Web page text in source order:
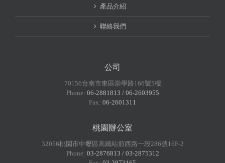
產品介紹
聯絡我們
公司
70156台南市東區崇學路166號5樓
Phone: 06-2881813 / 06-2603955
Fax: 06-2601311
桃園辦公室
32056桃園市中壢區高鐵站前西路一段286號16F-2
Phone: 03-2876813 / 03-2875312